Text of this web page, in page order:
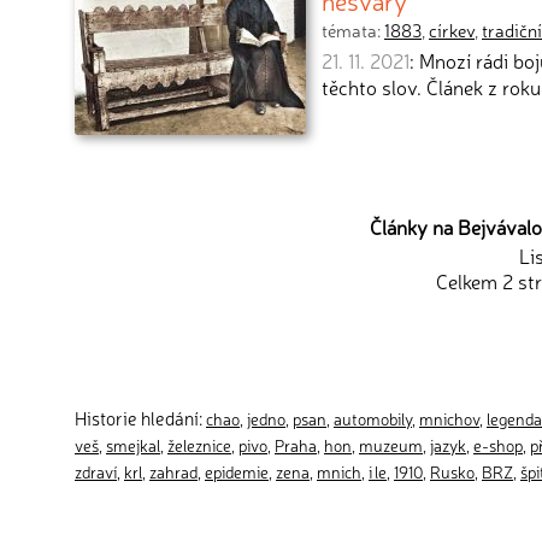
témata:1883,církev,
21. 11. 2021: Mnozí rádi
těchto slov. Článek z
Články na
Celkem 2
Historie hledání:chao jedno psan automobily, mnichov, legenda
veš smejkal železnice pivo Praha hon muzeum jazyk e-shop
zdraví krl zahrad epidemie zena mnich i le 1910 Rusko BRZ